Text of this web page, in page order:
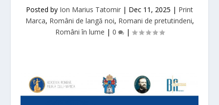
Posted by Ion Marius Tatomir | Dec 11, 2025 | Print
Marca, Români de langă noi, Romani de pretutindeni,
Români în lume | 0 |